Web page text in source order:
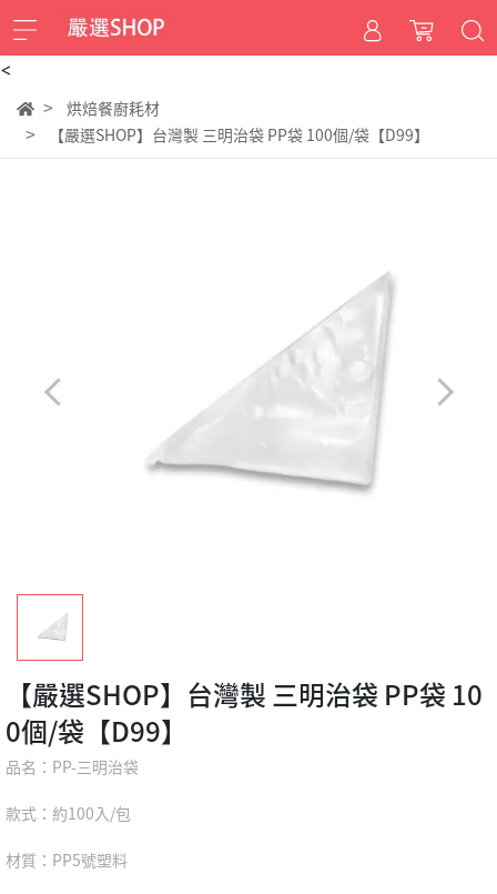
<
烘焙餐廚耗材
【嚴選SHOP】台灣製 三明治袋 PP袋 100個/袋【D99】
【嚴選SHOP】台灣製 三明治袋 PP袋 10
0個/袋【D99】
品名：PP-三明治袋
款式：約100入/包
材質：PP5號塑料